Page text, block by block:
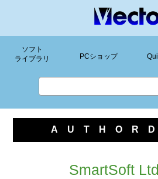
ソフト
ライブラリ
PCショップ
SmartSoft